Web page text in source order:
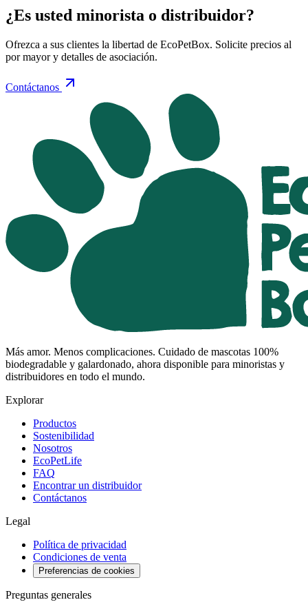
¿Es usted minorista o distribuidor?
Ofrezca a sus clientes la libertad de EcoPetBox. Solicite precios al
por mayor y detalles de asociación.
Contáctanos
Más amor. Menos complicaciones. Cuidado de mascotas 100%
biodegradable y galardonado, ahora disponible para minoristas y
distribuidores en todo el mundo.
Explorar
Productos
Sostenibilidad
Nosotros
EcoPetLife
FAQ
Encontrar un distribuidor
Contáctanos
Legal
Política de privacidad
Condiciones de venta
Preferencias de cookies
Preguntas generales